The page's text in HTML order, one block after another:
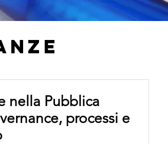
nella Pubblica
processi e